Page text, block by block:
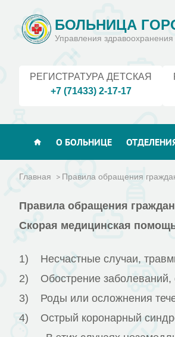
БОЛЬНИЦА
Управления
РЕГИСТРАТУРА ДЕТСКАЯ
+7 (71433) 2-17-17
О БОЛЬНИЦЕ
Главная Правила обращения
Правила обращения граждан
Скорая медицинская
1) Несчастные случаи,
2) Обострение заболеваний,
3) Роды или осложнения
4) Острый коронарный